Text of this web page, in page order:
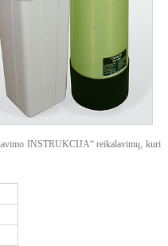
INSTRUKCIJA“ reikalavimų, kuri